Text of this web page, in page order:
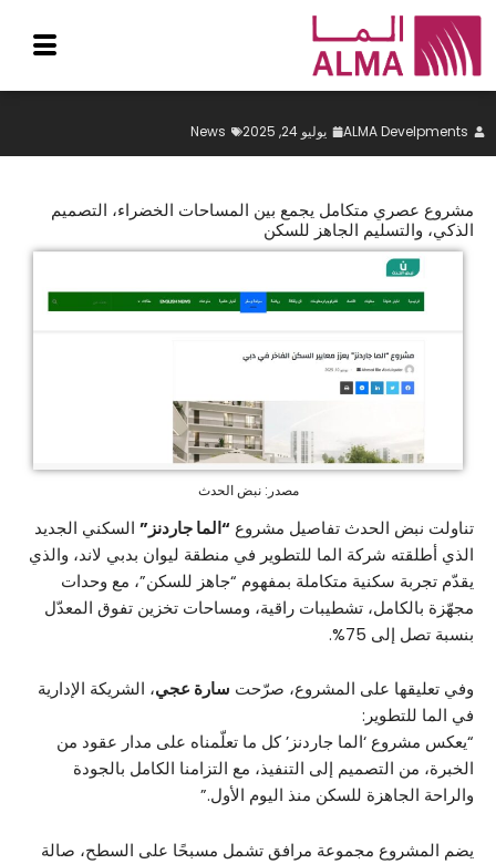
تخطي
المحتوى
ALMA Develpments يوليو 24, 2025 News
مشروع عصري متكامل يجمع بين المساحات الخضراء، التصميم
الذكي، والتسليم الجاهز للسكن
مصدر: نبض الحدث
تناولت نبض الحدث تفاصيل مشروع “الما جاردنز” السكني الجديد
الذي أطلقته شركة الما للتطوير في منطقة ليوان بدبي لاند، والذي
يقدّم تجربة سكنية متكاملة بمفهوم “جاهز للسكن”، مع وحدات
مجهّزة بالكامل، تشطيبات راقية، ومساحات تخزين تفوق المعدّل
بنسبة تصل إلى 75%.
وفي تعليقها على المشروع، صرّحت سارة عجي، الشريكة الإدارية
في الما للتطوير:
“يعكس مشروع ‘الما جاردنز’ كل ما تعلّمناه على مدار عقود من
الخبرة، من التصميم إلى التنفيذ، مع التزامنا الكامل بالجودة
والراحة الجاهزة للسكن منذ اليوم الأول.”
يضم المشروع مجموعة مرافق تشمل مسبحًا على السطح، صالة